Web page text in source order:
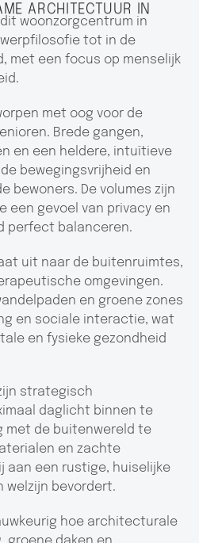
ARCHITECTUUR IN
woonzorgcentrum in
tot in de
met een focus op menselijk
met oog voor de
Brede gangen,
en een heldere, intuïtieve
bewegingsvrijheid en
bewoners. De volumes zijn
een gevoel van privacy en
perfect balanceren.
uit naar de buitenruimtes,
omgevingen.
en groene zones
en sociale interactie, wat
en fysieke gezondheid
strategisch
daglicht binnen te
met de buitenwereld te
en zachte
aan een rustige, huiselijke
welzijn bevordert.
hoe architecturale